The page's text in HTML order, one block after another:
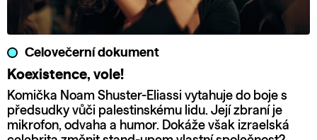
Celovečerní dokument
Koexistence, vole!
Komička Noam Shuster-Eliassi vytahuje do boje s
předsudky vůči palestinskému lidu. Její zbraní je
mikrofon, odvaha a humor. Dokáže však izraelská